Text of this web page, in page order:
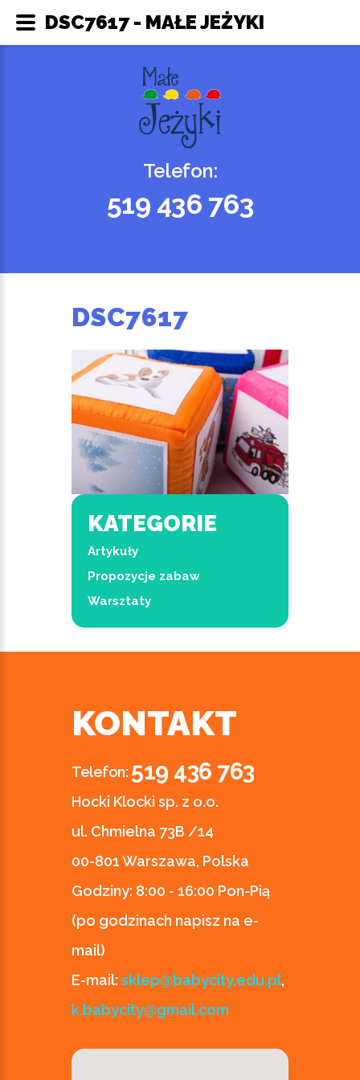
Telefon:
519 436 763
DSC7617
KATEGORIE
Artykuły
Propozycje zabaw
Warsztaty
KONTAKT
Telefon: 519 436 763
Hocki Klocki sp. z o.o.
ul. Chmielna 73B /14
00-801 Warszawa, Polska
Godziny: 8:00 - 16:00 Pon-Pią
(po godzinach napisz na e-
mail)
E-mail: sklep@babycity.edu.pl,
k.babycity@gmail.com
DSC7617 - MAŁE JEŻYKI